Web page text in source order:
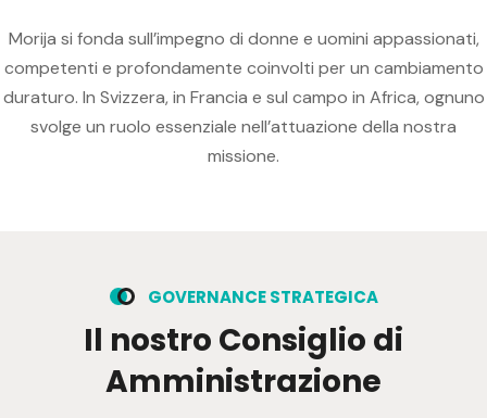
Morija si fonda sull’impegno di donne e uomini appassionati,
competenti e profondamente coinvolti per un cambiamento
duraturo. In Svizzera, in Francia e sul campo in Africa, ognuno
svolge un ruolo essenziale nell’attuazione della nostra
missione.
GOVERNANCE STRATEGICA
Il nostro Consiglio di
Amministrazione